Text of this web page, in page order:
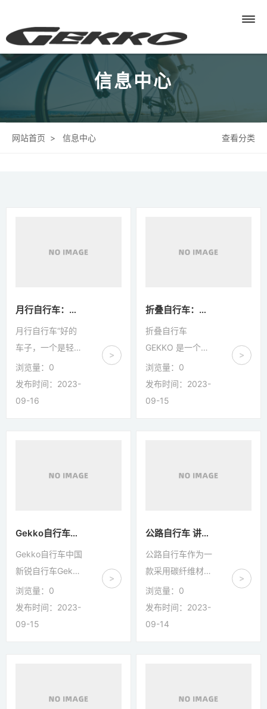
信息中心
网站首页 > 信息中心 查看分类
月行自行车：折叠自行车厂家
月行自行车“好的
车子，一个是轻，
一个是帅。”“要结
实耐用，好保养好
维修，如果经常坏
家从事运动自行车
企业的母公司是一
家体育产业集团，
也是制造业单项示
商运营商。因此这
家企业在2010年
浏览量： 0
发布时间：2023-
09-16
>
折叠自行车：折叠自行车
折叠自行车
GEKKO 是一个新
创立的，虽然历史
不长，但其背后的
团队拥有 30 多年
新产品，其中
接口早期应用于铜
焊钢架车，至今仍
受到复古爱好者的
80 年代，意大利
牌 ALAN...
浏览量： 0
发布时间：2023-
09-15
>
Gekko自行车咨询Gekko
Gekko自行车中国
新锐自行车Gekko
自行车隆重推出全
新概念的碳纤维折
叠自行车。近年
为一种环保、便
浏览量： 0
发布时间：2023-
09-15
>
公路自行车 讲解，自行车厂家
公路自行车作为一
款采用碳纤维材质
打造的纯人力自行
车，Gekko月行自
行车具有特别的优
在整车重量上得以
浏览量： 0
发布时间：2023-
09-14
>